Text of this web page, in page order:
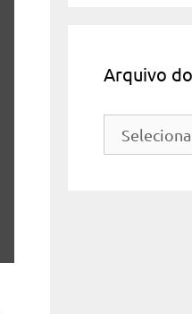
Arquivo
Arquivo